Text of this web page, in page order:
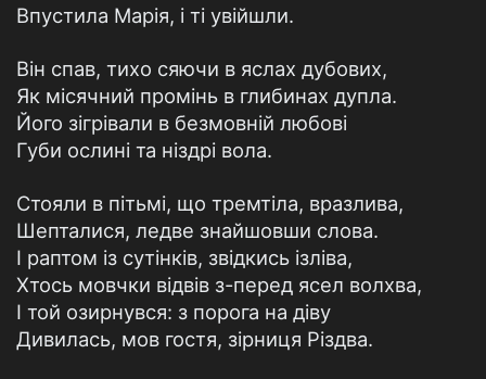
Впустила Марія, і ті увійшли.
Він спав, тихо сяючи в яслах дубових,
Як місячний промінь в глибинах дупла.
Його зігрівали в безмовній любові
Губи ослині та ніздрі вола.
Стояли в пітьмі, що тремтіла, вразлива,
Шепталися, ледве знайшовши слова.
І раптом із сутінків, звідкись ізліва,
Хтось мовчки відвів з-перед ясел волхва,
І той озирнувся: з порога на діву
Дивилась, мов гостя, зірниця Різдва.